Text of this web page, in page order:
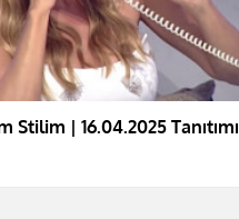
Stilim | 16.04.2025 Tanıtımı